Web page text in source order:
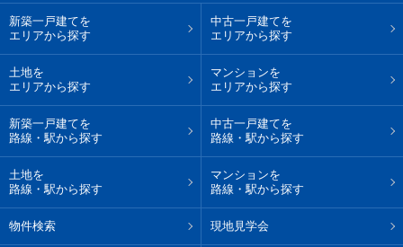
新築一戸建てを
エリアから探す
中古一戸建てを
エリアから探す
土地を
エリアから探す
マンションを
エリアから探す
新築一戸建てを
路線・駅から探す
中古一戸建てを
路線・駅から探す
土地を
路線・駅から探す
マンションを
路線・駅から探す
物件検索 現地見学会